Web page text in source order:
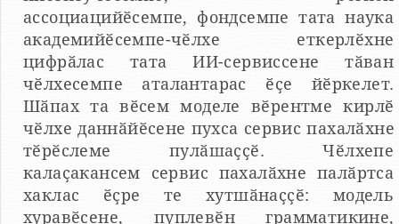
ассоциацийӗсемпе, фондсемпе тата наука
академийӗсемпе-чӗлхе еткерлӗхне
цифрӑлас тата ИИ-сервиссене тӑван
чӗлхесемпе аталантарас ӗҫе йӗркелет.
Шӑпах та вӗсем моделе вӗрентме кирлӗ
чӗлхе даннӑйӗсене пухса сервис пахалӑхне
тӗрӗслеме пулӑшаҫҫӗ. Чӗлхепе
калаҫакансем сервис пахалӑхне палӑртса
хаклас ӗҫре те хутшӑнаҫҫӗ: модель
хуравӗсене, пуплевӗн грамматикине,